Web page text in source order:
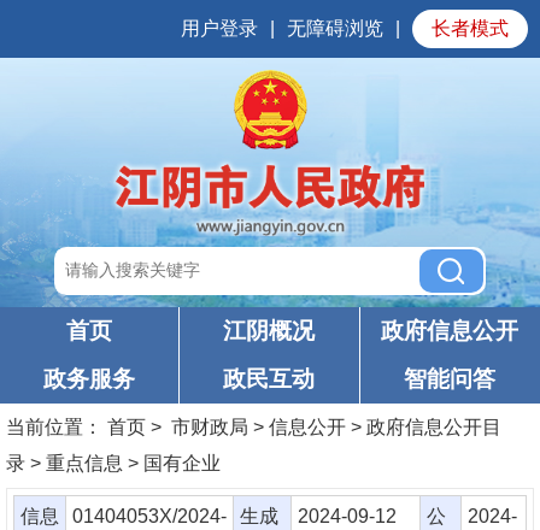
用户登录 无障碍浏览 长者模式
首页 江阴概况
政府信息公开
政务服务
政民互动 智能问答
当前位置： 首页 > 市财政局 > 信息公开 > 政府信息公开目
录 > 重点信息 > 国有企业
信息
01404053X/2024-
生成
2024-09-12
公
2024-